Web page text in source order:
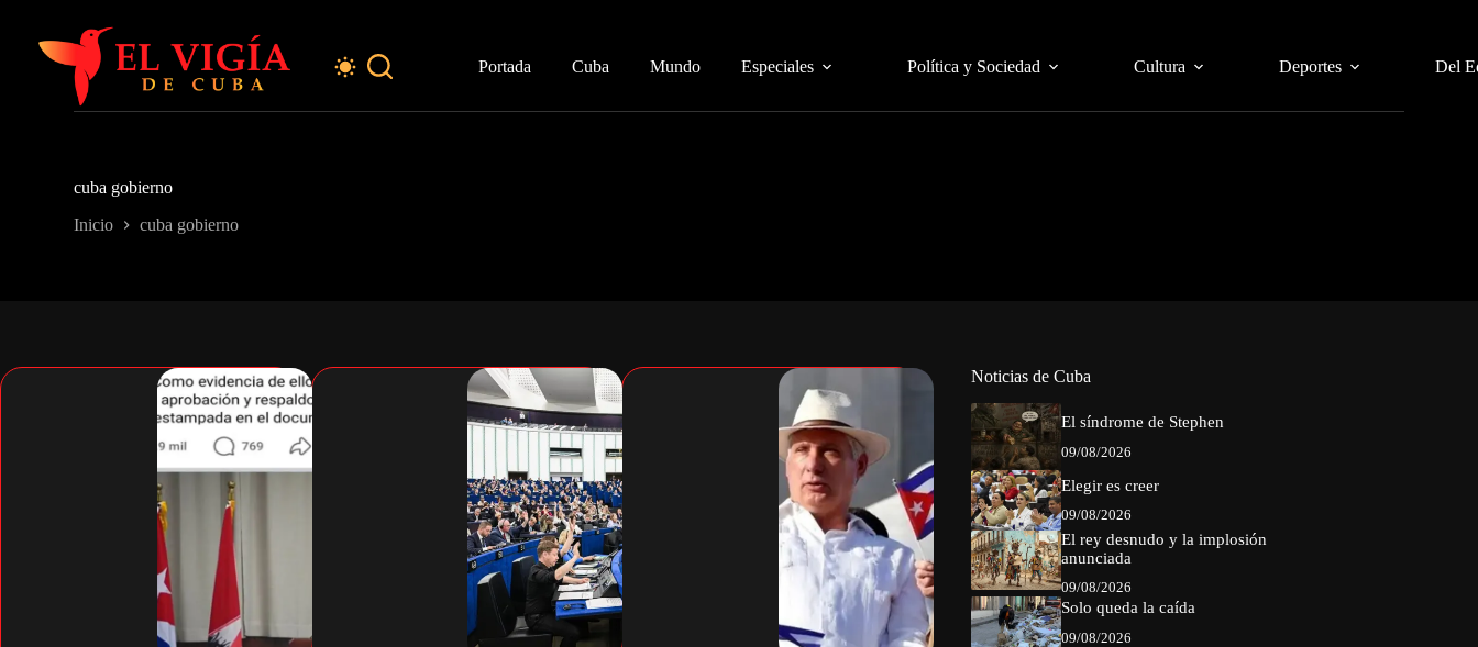
contenido
Portada Cuba Mundo Especiales Política y Sociedad Cultura Deportes Del
cuba gobierno
Inicio cuba gobierno
Noticias de Cuba
El síndrome de Stephen
09/08/2026
Elegir es creer
09/08/2026
El rey desnudo y la implosión
anunciada
09/08/2026
Solo queda la caída
09/08/2026